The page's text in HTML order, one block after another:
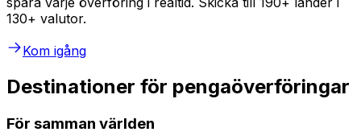
130+ valutor.
Kom igång
Destinationer för pengaöverföringar
För samman världen